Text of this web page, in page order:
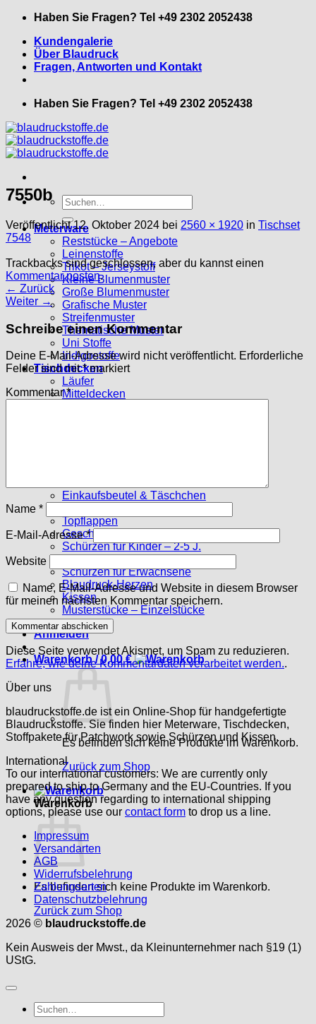
Zum
springen
Haben Sie Fragen? Tel +49 2302 2052438
Kundengalerie
Über Blaudruck
Fragen, Antworten und Kontakt
Haben Sie Fragen? Tel +49 2302 2052438
Suche
nach:
Meterware
Reststücke – Angebote
Leinenstoffe
Trikot – Jerseystoff
Kleine Blumenmuster
Große Blumenmuster
Grafische Muster
Streifenmuster
Thematische Muster
Uni Stoffe
Indigostoffe
Tischdecken
Läufer
Mitteldecken
Einkaufsbeutel & Täschchen
Topflappen
Geschirrtücher
Schürzen für Kinder – 2-5 J.
Schürzen f. Kinder – ab 6 J.
Schürzen für Erwachsene
Blaudruck-Herzen
Kissen
Musterstücke – Einzelstücke
Anmelden
Warenkorb /0,00€
Es befinden sich keine Produkte im Warenkorb.
Zurück zum Shop
Warenkorb
Es befinden sich keine Produkte im Warenkorb.
Zurück zum Shop
7550b
Veröffentlicht12. Oktober 2024 bei 2560 × 1920 in Tischset
7548
Trackbacks sind geschlossen, aber du kannst einen
Kommentar posten.
← Zurück
Weiter →
Schreibe einen Kommentar
Deine E-Mail-Adresse wird nicht veröffentlicht. Erforderliche
Felder sind mit*markiert
Kommentar*
Name *
E-Mail-Adresse*
Website
Name, E-Mail-Adresse und Website in diesem Browser
für meinen nächsten Kommentar speichern.
Diese Seite verwendet Akismet, um Spam zu reduzieren.
Erfahre, wie deine Kommentardaten verarbeitet werden..
Über uns
blaudruckstoffe.de ist ein Online-Shop für handgefertigte
Blaudruckstoffe. Sie finden hier Meterware, Tischdecken,
Stoffpakete für Patchwork sowie Schürzen und Kissen.
International
To our international customers: We are currently only
prepared to ship to Germany and the EU-Countries. If you
have any question regarding to international shipping
options, please use our contact form to drop us a line.
Impressum
Versandarten
AGB
Widerrufsbelehrung
Zahlungsarten
Datenschutzbelehrung
2026 © blaudruckstoffe.de
Kein Ausweis der Mwst., da Kleinunternehmer nach §19 (1)
UStG.
Suche
nach: